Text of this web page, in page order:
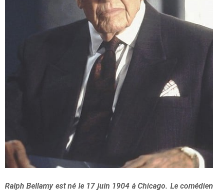
Ralph Bellamy est né le 17 juin 1904 à Chicago. Le comédien